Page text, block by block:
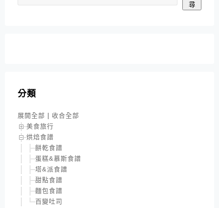
尋
分類
展開全部
收合全部
美食旅行
烘焙食譜
餅乾食譜
蛋糕&慕斯食譜
塔&派食譜
甜點食譜
麵包食譜
百變吐司